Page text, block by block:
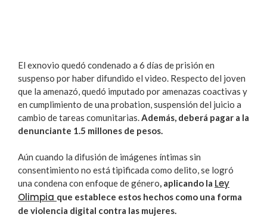
El exnovio quedó condenado a 6 días de prisión en
suspenso por haber difundido el video. Respecto del joven
que la amenazó, quedó imputado por amenazas coactivas y
en cumplimiento de una probation, suspensión del juicio a
cambio de tareas comunitarias.Además, deberá pagar a la
denunciante 1.5 millones de pesos.
Aún cuando la difusión de imágenes íntimas sin
consentimiento no está tipificada como delito, se logró
una condena con enfoque de género, aplicando la Ley
Olimpia que establece estos hechos como una forma
de violencia digital contra las mujeres.